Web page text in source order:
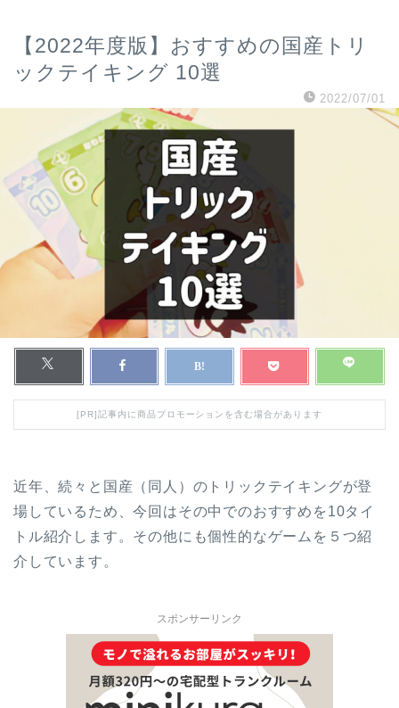
【2022年度版】おすすめの国産トリ
ックテイキング 10選
2022/07/01
[PR]記事内に商品プロモーションを含む場合があります
近年、続々と国産（同人）のトリックテイキングが登
場しているため、今回はその中でのおすすめを10タイ
トル紹介します。その他にも個性的なゲームを５つ紹
介しています。
スポンサーリンク